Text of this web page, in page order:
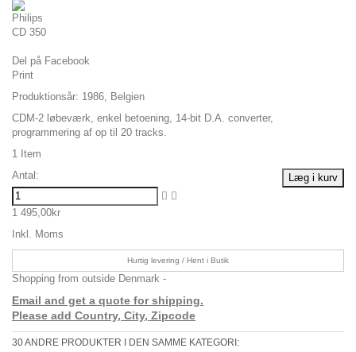
Del på Facebook
Print
Produktionsår: 1986, Belgien
CDM-2 løbeværk, enkel betoening, 14-bit D.A. converter,
programmering af op til 20 tracks.
1
Item
Læg i kurv
Antal:
1 495,00kr
Inkl. Moms
Hurtig levering / Hent i Butik
Shopping from outside Denmark -
Email and get a quote for shipping.
Please add Country, City, Zipcode
30 ANDRE PRODUKTER I DEN SAMME KATEGORI: